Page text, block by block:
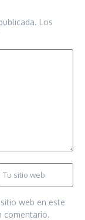
Los
web en este
comentario.